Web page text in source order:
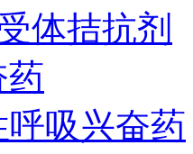
体拮抗剂
药
呼吸兴奋药